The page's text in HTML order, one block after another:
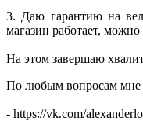
3. Даю гарантию на
магазин работает,
На этом завершаю
По любым вопросам
- https://vk.com/